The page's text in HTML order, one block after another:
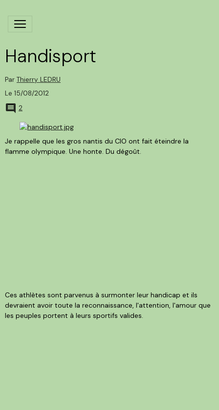
Handisport
Par Thierry LEDRU
Le 15/08/2012
2
Je rappelle que les gros nantis du CIO ont fait éteindre la
flamme olympique. Une honte. Du dégoût.
Ces athlètes sont parvenus à surmonter leur handicap et ils
devraient avoir toute la reconnaissance, l'attention, l'amour que
les peuples portent à leurs sportifs valides.